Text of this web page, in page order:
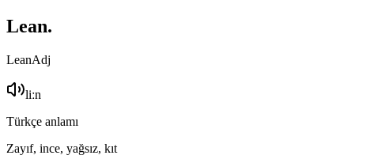
Lean.
LeanAdj
liːn
Türkçe anlamı
Zayıf, ince, yağsız, kıt